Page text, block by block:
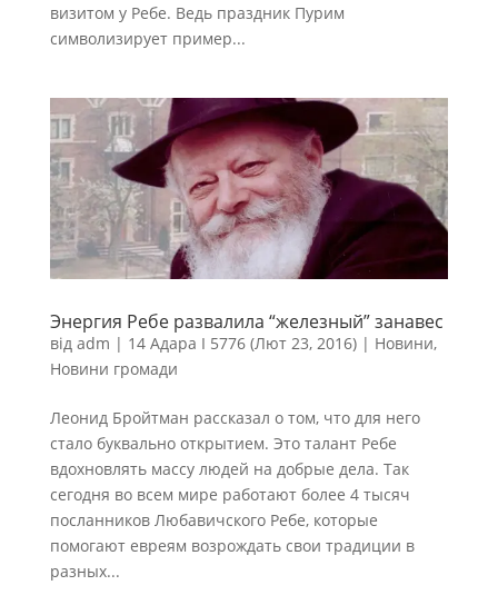
визитом у Ребе. Ведь праздник Пурим
символизирует пример...
Энергия Ребе развалила “железный” занавес
від adm | 14 Адара I 5776 (Лют 23, 2016)| Новини,
Новини громади
Леонид Бройтман рассказал о том, что для него
стало буквально открытием. Это талант Ребе
вдохновлять массу людей на добрые дела. Так
сегодня во всем мире работают более 4 тысяч
посланников Любавичского Ребе, которые
помогают евреям возрождать свои традиции в
разных...